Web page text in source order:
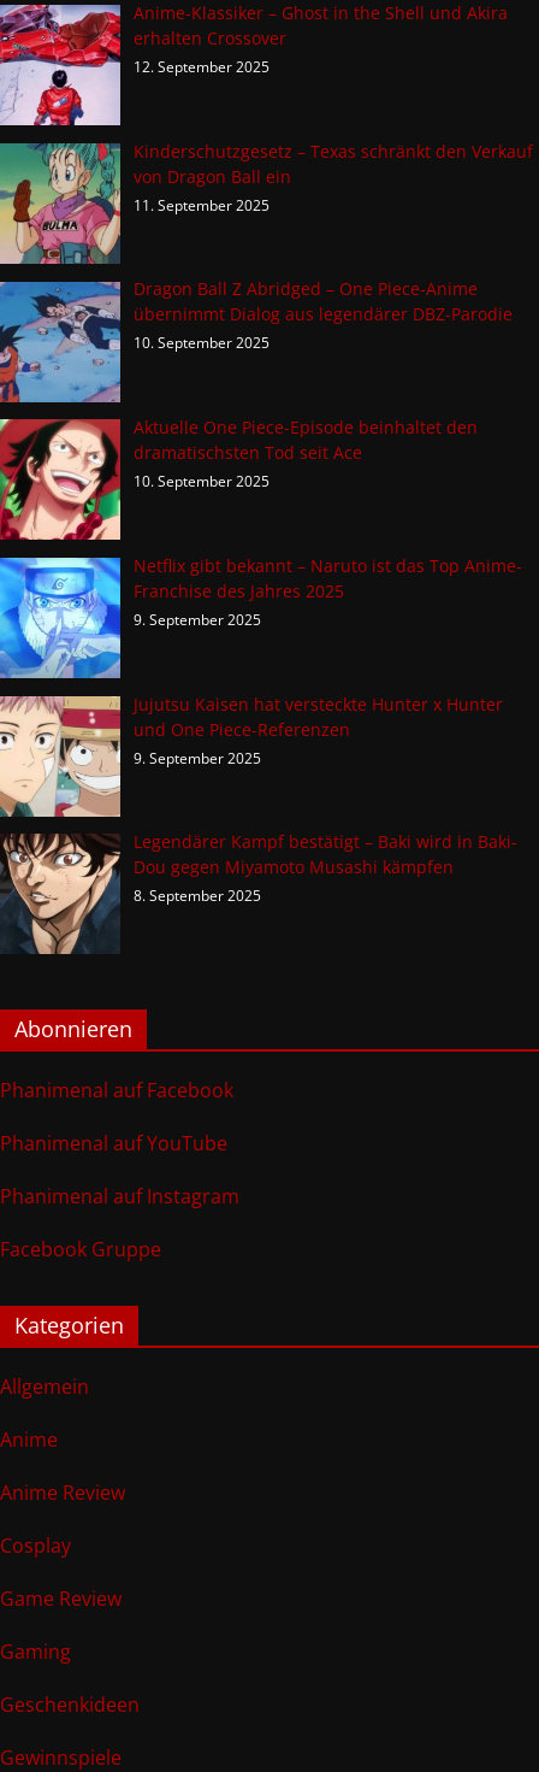
Anime-Klassiker – Ghost in the Shell und Akira
erhalten Crossover
12. September 2025
Kinderschutzgesetz – Texas schränkt den Verkauf
von Dragon Ball ein
11. September 2025
Dragon Ball Z Abridged – One Piece-Anime
übernimmt Dialog aus legendärer DBZ-Parodie
10. September 2025
Aktuelle One Piece-Episode beinhaltet den
dramatischsten Tod seit Ace
10. September 2025
Netflix gibt bekannt – Naruto ist das Top Anime-
Franchise des Jahres 2025
9. September 2025
Jujutsu Kaisen hat versteckte Hunter x Hunter
und One Piece-Referenzen
9. September 2025
Legendärer Kampf bestätigt – Baki wird in Baki-
Dou gegen Miyamoto Musashi kämpfen
8. September 2025
Abonnieren
Phanimenal auf Facebook
Phanimenal auf YouTube
Phanimenal auf Instagram
Facebook Gruppe
Kategorien
Allgemein
Anime
Anime Review
Cosplay
Game Review
Gaming
Geschenkideen
Gewinnspiele